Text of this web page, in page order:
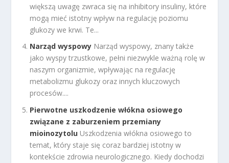
większą uwagę zwraca się na inhibitory insuliny, które
mogą mieć istotny wpływ na regulację poziomu
glukozy we krwi. Te...
Narząd wyspowy Narząd wyspowy, znany także
jako wyspy trzustkowe, pełni niezwykle ważną rolę w
naszym organizmie, wpływając na regulację
metabolizmu glukozy oraz innych kluczowych
procesów....
Pierwotne uszkodzenie włókna osiowego
związane z zaburzeniem przemiany
mioinozytolu Uszkodzenia włókna osiowego to
temat, który staje się coraz bardziej istotny w
kontekście zdrowia neurologicznego. Kiedy dochodzi